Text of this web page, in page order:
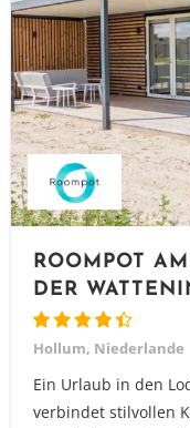
ROOMPOT
DER
Hollum, Niederlande
Ein Urlaub in den
verbindet stilvollen